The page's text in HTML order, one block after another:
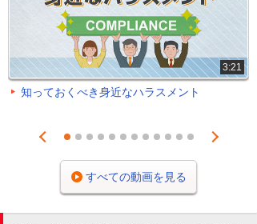
3:21
知っておくべき身近なハラスメント
Prev
1 2 3 4 5 6 7 8 9 101112
Next
すべての動画を見る